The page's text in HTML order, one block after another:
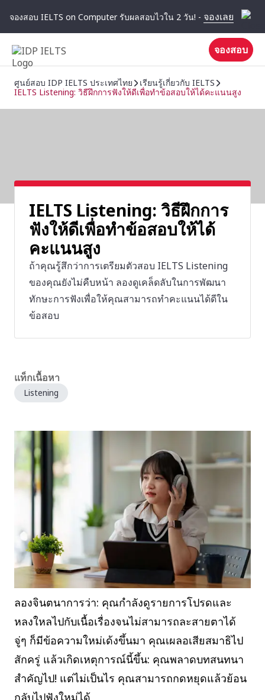
จองสอบ IELTS on Computer รับผลสอบไวใน 2 วัน! - จองเลย
จองสอบ
ศูนย์สอบ IDP IELTS ประเทศไทย
เรียนรู้เกี่ยวกับ IELTS
IELTS Listening: วิธีฝึกการฟังให้ดีเพื่อทำข้อสอบให้ได้คะแนนสูง
IELTS Listening: วิธีฝึกการ
ฟังให้ดีเพื่อทำข้อสอบให้ได้
คะแนนสูง
ถ้าคุณรู้สึกว่าการเตรียมตัวสอบ IELTS Listening
ของคุณยังไม่คืบหน้า ลองดูเคล็ดลับในการพัฒนา
ทักษะการฟังเพื่อให้คุณสามารถทำคะแนนได้ดีใน
ข้อสอบ
แท็กเนื้อหา
Listening
ลองจินตนาการว่า: คุณกำลังดูรายการโปรดและ
หลงใหลไปกับเนื้อเรื่องจนไม่สามารถละสายตาได้
จู่ๆ ก็มีข้อความใหม่เด้งขึ้นมา คุณเผลอเสียสมาธิไป
สักครู่ แล้วเกิดเหตุการณ์นี้ขึ้น: คุณพลาดบทสนทนา
สำคัญไป! แต่ไม่เป็นไร คุณสามารถกดหยุดแล้วย้อน